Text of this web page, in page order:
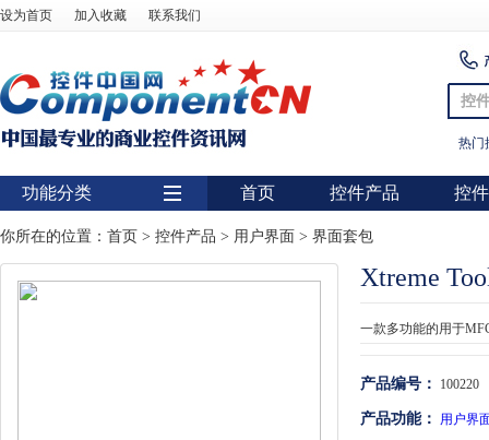
设为首页 加入收藏 联系我们
控
热门
功能分类
用户界面
首页 控件产品 控
你所在的位置： 首页 > 控件产品 > 用户界面 > 界面套包
Xtreme
一款多功能的用于
产品编号： 100220
产品功能： 用户界